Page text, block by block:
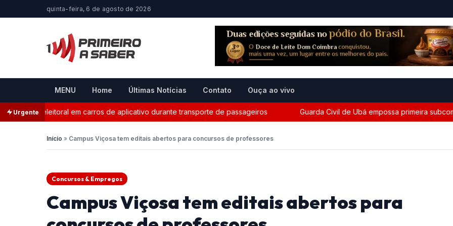
quinta-feira, 6 de agosto de 2026
MENU Home Últimas Notícias Contato Ouça ao vivo
Urgenteeleitoral em carros de aplicativo durante transporte de passageiros Guarda Civil de Ubá empossa primeira
Início » Campus Viçosa tem editais abertos para concursos de professores
Concursos & Empregos
Campus Viçosa tem editais abertos para